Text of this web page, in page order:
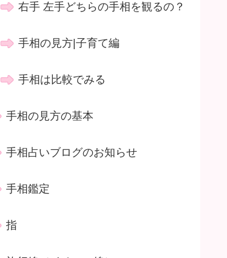
右手 左手どちらの手相を観るの？
手相の見方|子育て編
手相は比較でみる
手相の見方の基本
手相占いブログのお知らせ
手相鑑定
指